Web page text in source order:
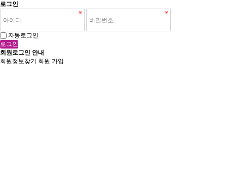
로그인
자동로그인
로그인
회원로그인 안내
회원정보찾기
회원 가입